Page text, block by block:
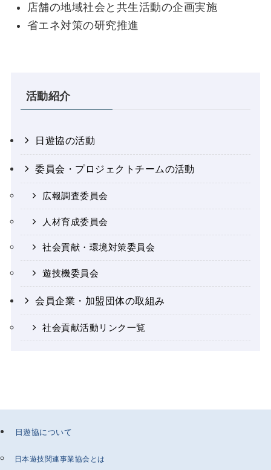
店舗の地域社会と共生活動の企画実施
省エネ対策の研究推進
活動紹介
日遊協の活動
委員会・プロジェクトチームの活動
広報調査委員会
人材育成委員会
社会貢献・環境対策委員会
遊技機委員会
会員企業・加盟団体の取組み
社会貢献活動リンク一覧
日遊協について
日本遊技関連事業協会とは